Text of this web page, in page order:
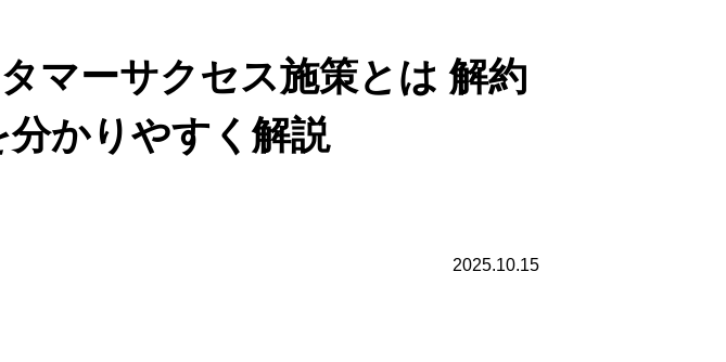
マーサクセス施策とは 解約
かりやすく解説
2025.10.15